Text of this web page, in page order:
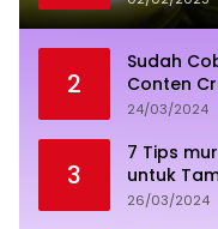
2
Sudah
Conten
24/03/2024
3
7 Tips
untuk
26/03/2024